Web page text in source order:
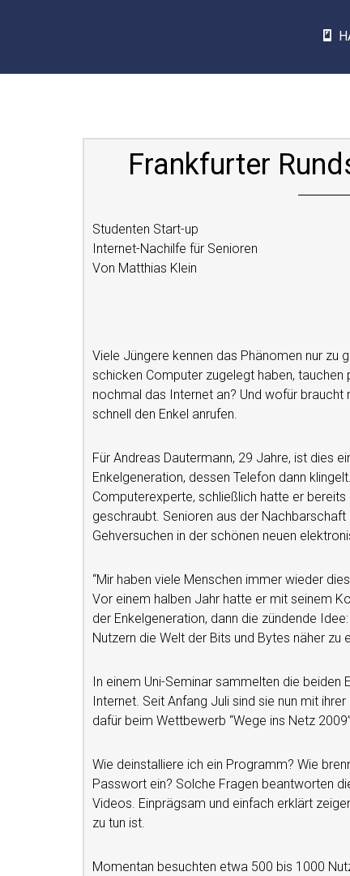
Frankfurter
Studenten Start-up
Internet-Nachilfe für Senioren
Von Matthias Klein
Viele Jüngere kennen das Phänomen nur zu
schicken Computer zugelegt haben,
nochmal das Internet an? Und wofür braucht
schnell den Enkel anrufen.
Für Andreas Dautermann, 29 Jahre, ist dies
Enkelgeneration, dessen Telefon dann
Computerexperte, schließlich hatte er
geschraubt. Senioren aus der
Gehversuchen in der schönen neuen
“Mir haben viele Menschen immer wieder
Vor einem halben Jahr hatte er mit seinem
der Enkelgeneration, dann die zündende
Nutzern die Welt der Bits und Bytes näher zu
In einem Uni-Seminar sammelten die
Internet. Seit Anfang Juli sind sie nun mit
dafür beim Wettbewerb “Wege ins Netz
Wie deinstalliere ich ein Programm? Wie
Passwort ein? Solche Fragen beantworten
Videos. Einprägsam und einfach erklärt
zu tun ist.
Momentan besuchten etwa 500 bis 1000